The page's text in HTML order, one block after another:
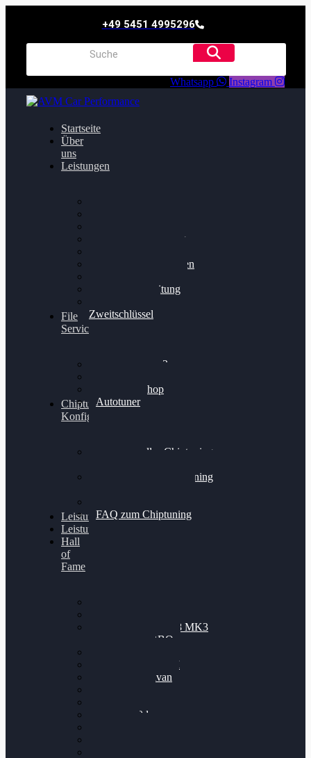
+49 5451 4995296
Whatsapp Instagram
Startseite
Über
uns
Leistungen
Getriebeoptimierung
Bremsscheiben planen
Felgenaufbereitung
Zweitschlüssel
File
Service
Alientech Kess3
Alientech Shop
Autotuner
Chiptuning
Konfigurator
Professionelles Chiptuning
Professionelles Chiptuning
FAQ zum Chiptuning
Leistungsmessung
Leistungsprüfstand
Hall
of
Fame
Nissan GT-R35 3.8 MK3
V6 TWINTURBO
VW Passat 2.0TDI
VW T6 Multivan
BMW 120d